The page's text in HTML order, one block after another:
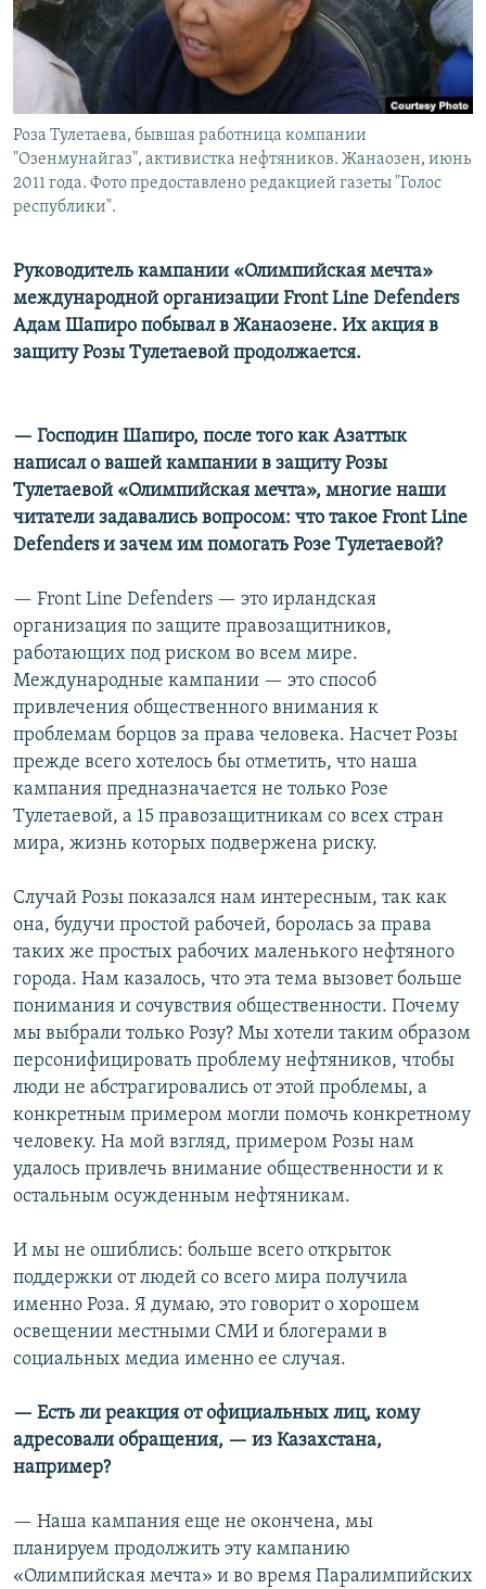
Роза Тулетаева, бывшая работница компании
"Озенмунайгаз", активистка нефтяников. Жанаозен, июнь
2011 года. Фото предоставлено редакцией газеты "Голос
республики".
Руководитель кампании «Олимпийская мечта»
международной организации Front Line Defenders
Адам Шапиро побывал в Жанаозене. Их акция в
защиту Розы Тулетаевой продолжается.
— Господин Шапиро, после того как Азаттык
написал о вашей кампании в защиту Розы
Тулетаевой «Олимпийская мечта», многие наши
читатели задавались вопросом: что такое Front Line
Defenders и зачем им помогать Розе Тулетаевой?
— Front Line Defenders — это ирландская
организация по защите правозащитников,
работающих под риском во всем мире.
Международные кампании — это способ
привлечения общественного внимания к
проблемам борцов за права человека. Насчет Розы
прежде всего хотелось бы отметить, что наша
кампания предназначается не только Розе
Тулетаевой, а 15 правозащитникам со всех стран
мира, жизнь которых подвержена риску.
Случай Розы показался нам интересным, так как
она, будучи простой рабочей, боролась за права
таких же простых рабочих маленького нефтяного
города. Нам казалось, что эта тема вызовет больше
понимания и сочувствия общественности. Почему
мы выбрали только Розу? Мы хотели таким образом
персонифицировать проблему нефтяников, чтобы
люди не абстрагировались от этой проблемы, а
конкретным примером могли помочь конкретному
человеку. На мой взгляд, примером Розы нам
удалось привлечь внимание общественности и к
остальным осужденным нефтяникам.
И мы не ошиблись: больше всего открыток
поддержки от людей со всего мира получила
именно Роза. Я думаю, это говорит о хорошем
освещении местными СМИ и блогерами в
социальных медиа именно ее случая.
— Есть ли реакция от официальных лиц, кому
адресовали обращения, — из Казахстана,
например?
— Наша кампания еще не окончена, мы
планируем продолжить эту кампанию
«Олимпийская мечта» и во время Паралимпийских